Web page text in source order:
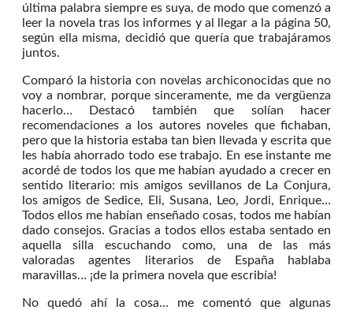
última palabra siempre es suya, de modo que comenzó a
leer la novela tras los informes y al llegar a la página 50,
según ella misma, decidió que quería que trabajáramos
juntos.
Comparó la historia con novelas archiconocidas que no
voy a nombrar, porque sinceramente, me da vergüenza
hacerlo… Destacó también que solían hacer
recomendaciones a los autores noveles que fichaban,
pero que la historia estaba tan bien llevada y escrita que
les había ahorrado todo ese trabajo. En ese instante me
acordé de todos los que me habían ayudado a crecer en
sentido literario: mis amigos sevillanos de La Conjura,
los amigos de Sedice, Eli, Susana, Leo, Jordi, Enrique…
Todos ellos me habían enseñado cosas, todos me habían
dado consejos. Gracias a todos ellos estaba sentado en
aquella silla escuchando como, una de las más
valoradas agentes literarios de España hablaba
maravillas… ¡de la primera novela que escribía!
No quedó ahí la cosa… me comentó que algunas